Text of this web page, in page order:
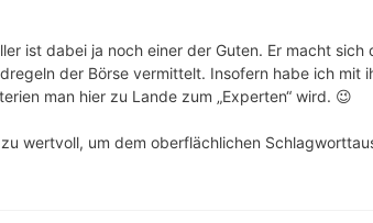
ist dabei ja noch einer der Guten. Er macht
der Börse vermittelt. Insofern habe ich mit
man hier zu Lande zum „Experten“ wird. 😉
wertvoll, um dem oberflächlichen